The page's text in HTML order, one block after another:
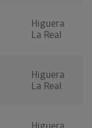
Higuera
La Real
Higuera
La Real